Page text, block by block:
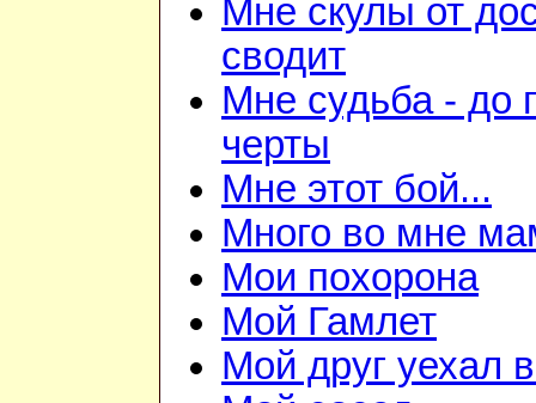
Мне скулы от
сводит
Мне судьба - до
черты
Мне этот бой...
Много во мне
Мои похорона
Мой Гамлет
Мой друг уехал